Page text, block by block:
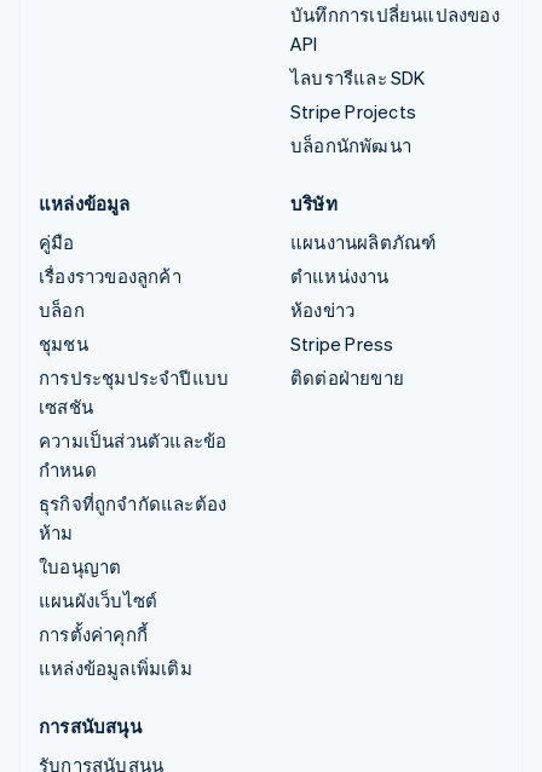
บันทึกการเปลี่ยนแปลงของ
API
ไลบรารีและ SDK
Stripe Projects
บล็อกนักพัฒนา
แหล่งข้อมูล
คู่มือ
เรื่องราวของลูกค้า
บล็อก
ชุมชน
การประชุมประจำปีแบบ
เซสชัน
ความเป็นส่วนตัวและข้อ
กำหนด
ธุรกิจที่ถูกจำกัดและต้อง
ห้าม
ใบอนุญาต
แผนผังเว็บไซต์
การตั้งค่าคุกกี้
แหล่งข้อมูลเพิ่มเติม
บริษัท
แผนงานผลิตภัณฑ์
ตำแหน่งงาน
ห้องข่าว
Stripe Press
ติดต่อฝ่ายขาย
การสนับสนุน
รับการสนับสนุน